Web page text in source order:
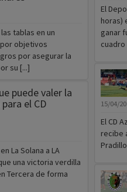
tablas en un
objetivos
por asegurar la
su [...]
puede valer la
el CD
La Solana a LA
una victoria verdilla
Tercera de forma
El
horas)
ganar
15/04/
El CD
recibe